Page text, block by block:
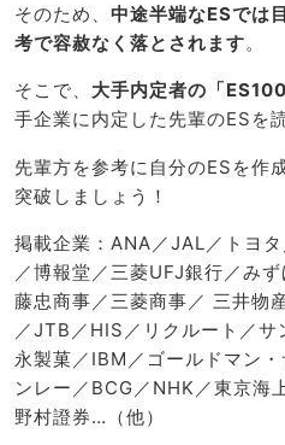
そのため、 中途半端なESでは
考で容赦なく落とされます。
そこで、 大手内定者の「ES100
手企業に内定した先輩のESを
先輩方を参考に自分のESを作
突破しましょう！
掲載企業：ANA／JAL／トヨ
／博報堂／三菱UFJ銀行／み
藤忠商事／三菱商事／ 三井物
／JTB／HIS／リクルート／サ
永製菓／IBM／ゴールドマン
ンレー／BCG／NHK／東京海
野村證券…（他）